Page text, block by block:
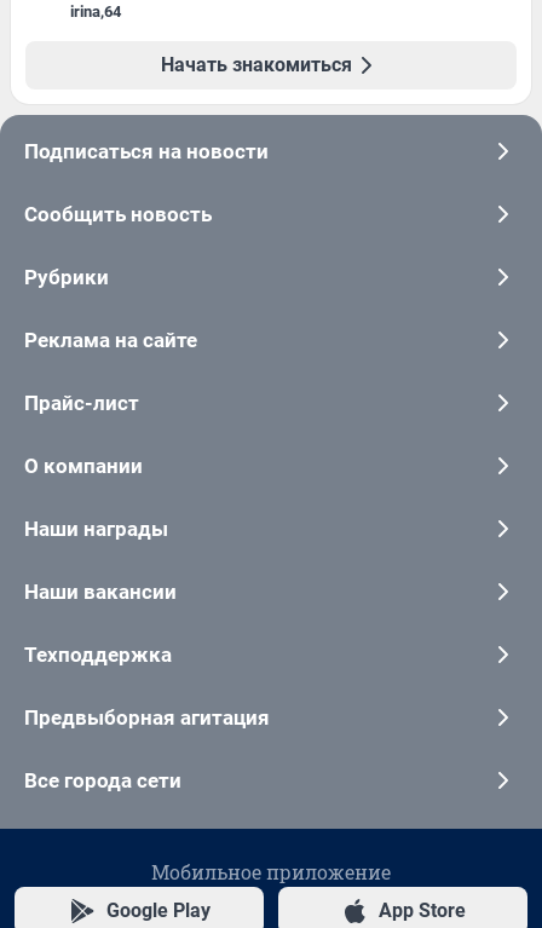
irina,64
Начать знакомиться
Подписаться на новости
Сообщить новость
Рубрики
Реклама на сайте
Прайс-лист
О компании
Наши награды
Наши вакансии
Техподдержка
Предвыборная агитация
Все города сети
Мобильное приложение
Google Play App Store